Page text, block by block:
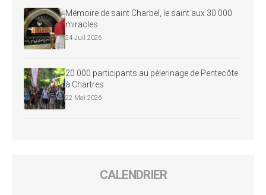
Mémoire de saint Charbel, le saint aux 30 000
miracles
24 Juil 2026
20 000 participants au pèlerinage de Pentecôte
à Chartres
22 Mai 2026
CALENDRIER